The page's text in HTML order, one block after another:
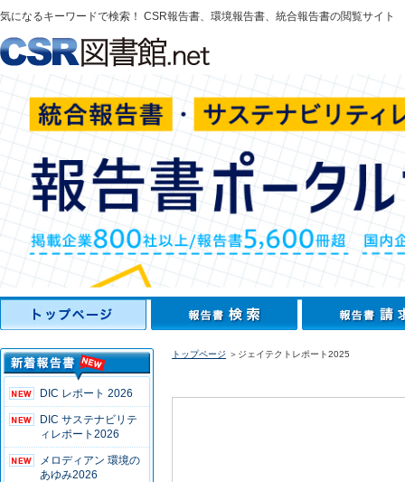
気になるキーワードで検索！ CSR報告書、環境報告書、統合報告書の閲覧サイト
DIC レポート 2026
DIC サステナビリテ
ィレポート2026
メロディアン 環境の
あゆみ2026
トップページ ＞ジェイテクトレポート2025